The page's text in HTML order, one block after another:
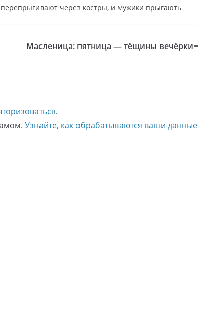
через костры, и мужики прыгають
Масленица: пятница — тёщины вечёрки
.
Узнайте, как обрабатываются ваши данные